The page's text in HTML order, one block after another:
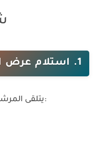
1. استلام عرض العمل
يتلقى المرشح عرضًا وظيفيًا رسميًا يتضمن: